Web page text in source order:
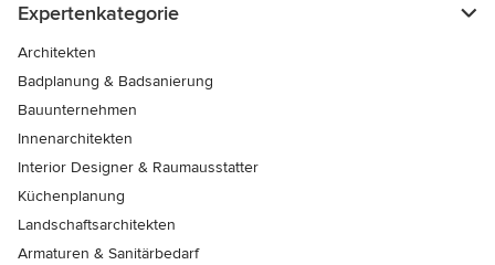
Expertenkategorie
Architekten
Badplanung & Badsanierung
Bauunternehmen
Innenarchitekten
Interior Designer & Raumausstatter
Küchenplanung
Landschaftsarchitekten
Armaturen & Sanitärbedarf